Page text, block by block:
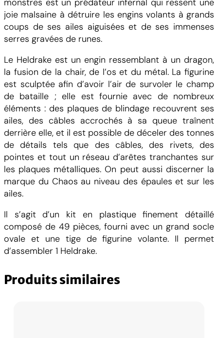
a
o
s
S
p
a
c
e
M
a
r
i
n
e
s
H
e
l
d
r
a
e
joie malsaine à détruire les engins volants à grands
coups de ses ailes aiguisées et de ses immenses
serres gravées de runes.
Le Heldrake est un engin ressemblant à un dragon,
la fusion de la chair, de l’os et du métal. La figurine
est sculptée afin d’avoir l’air de survoler le champ
de bataille ; elle est fournie avec de nombreux
éléments : des plaques de blindage recouvrent ses
ailes, des câbles accrochés à sa queue traînent
derrière elle, et il est possible de déceler des tonnes
de détails tels que des câbles, des rivets, des
pointes et tout un réseau d’arêtes tranchantes sur
les plaques métalliques. On peut aussi discerner la
marque du Chaos au niveau des épaules et sur les
ailes.
Il s’agit d’un kit en plastique finement détaillé
composé de 49 pièces, fourni avec un grand socle
ovale et une tige de figurine volante. Il permet
d’assembler 1 Heldrake.
Produits similaires